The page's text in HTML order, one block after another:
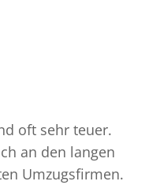
oft sehr teuer.
an den langen
Umzugsfirmen.